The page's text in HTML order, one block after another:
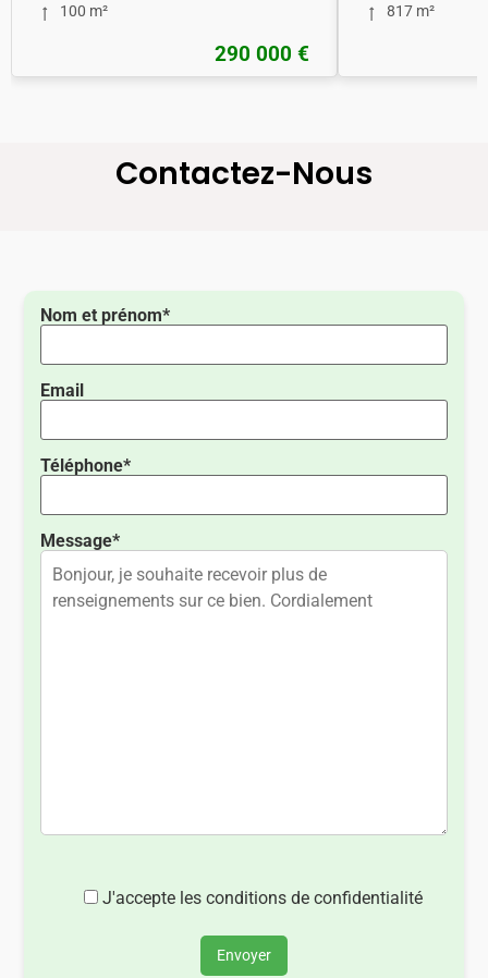
100 m²
290 000 €
817 m²
Contactez-Nous
Nom et prénom*
Email
Téléphone*
Message*
J'accepte les conditions de confidentialité
Envoyer